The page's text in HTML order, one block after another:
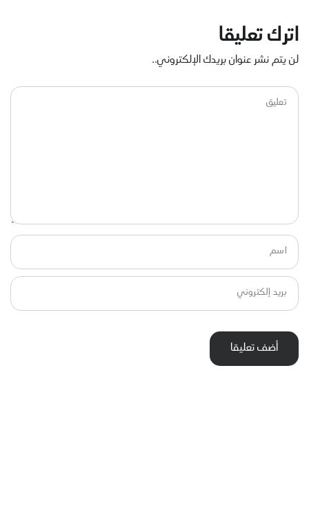
اترك تعليقا
لن يتم نشر عنوان بريدك الإلكتروني..
تعليق
اسم
بريد إلكتروني